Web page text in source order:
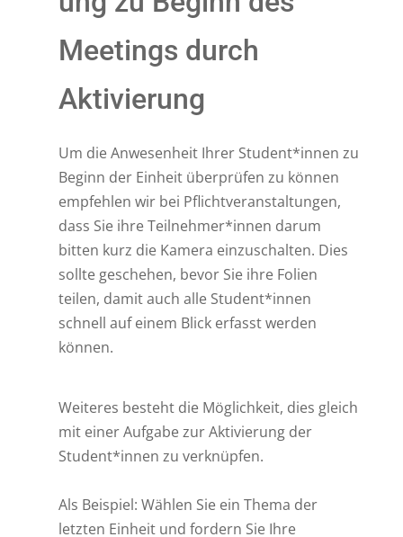
Meetings durch
Aktivierung
Um die Anwesenheit Ihrer Student*innen zu
Beginn der Einheit überprüfen zu können
empfehlen wir bei Pflichtveranstaltungen,
dass Sie ihre Teilnehmer*innen darum
bitten kurz die Kamera einzuschalten. Dies
sollte geschehen, bevor Sie ihre Folien
teilen, damit auch alle Student*innen
schnell auf einem Blick erfasst werden
können.
Weiteres besteht die Möglichkeit, dies gleich
mit einer Aufgabe zur Aktivierung der
Student*innen zu verknüpfen.
Als Beispiel: Wählen Sie ein Thema der
letzten Einheit und fordern Sie Ihre